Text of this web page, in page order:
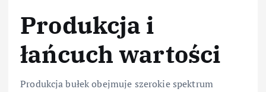
Produkcja i
łańcuch wartości
Produkcja bułek obejmuje szerokie spektrum